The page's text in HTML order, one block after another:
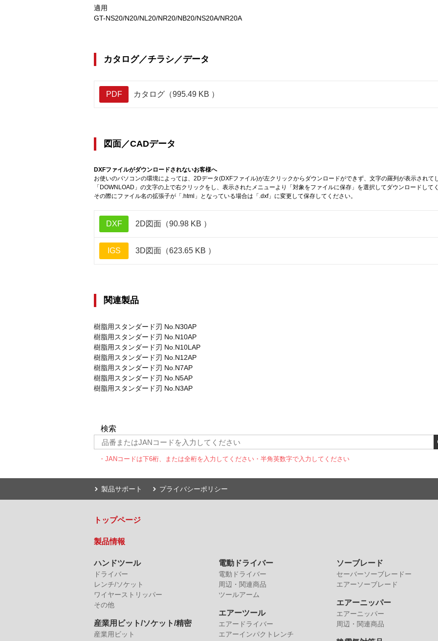
適用
GT-NS20/N20/NL20/NR20/NB20/NS20A/NR20A
カタログ／チラシ／データ
PDF カタログ（995.49 KB ）
図面／CADデータ
DXFファイルがダウンロードされないお客様へ
お使いのパソコンの環境によっては、2Dデータ(DXFファイル)が左クリックからダウンロードができず、文字の羅列が表示されて
「DOWNLOAD」の文字の上で右クリックをし、表示されたメニューより「対象をファイルに保存」を選択してダウンロードしてく
その際にファイル名の拡張子が「.html」となっている場合は「.dxf」に変更して保存してください。
DXF 2D図面（90.98 KB ）
IGS 3D図面（623.65 KB ）
関連製品
樹脂用スタンダード刃 No.N30AP
樹脂用スタンダード刃 No.N10AP
樹脂用スタンダード刃 No.N10LAP
樹脂用スタンダード刃 No.N12AP
樹脂用スタンダード刃 No.N7AP
樹脂用スタンダード刃 No.N5AP
樹脂用スタンダード刃 No.N3AP
検索
・JANコードは下6桁、または全桁を入力してください ・半角英数字で入力してください
製品サポート プライバシーポリシー
トップページ
製品情報
ハンドツール
ドライバー
レンチ/ソケット
ワイヤーストリッパー
その他
産業用ビット/ソケット/精密
産業用ビット
電動ドライバー
電動ドライバー
周辺・関連商品
ツールアーム
エアーツール
エアードライバー
エアーインパクトレンチ
ソーブレード
セーバーソーブレードー
エアーソーブレード
エアーニッパー
エアーニッパー
周辺・関連商品